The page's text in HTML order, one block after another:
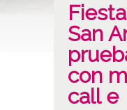
San
con
call e